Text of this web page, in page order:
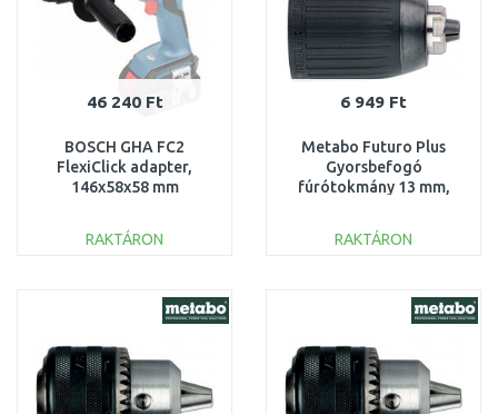
46 240 Ft
BOSCH GHA FC2
FlexiClick adapter,
146x58x58 mm
RAKTÁRON
Összehasonlítás
6 949 Ft
Metabo Futuro Plus
Gyorsbefogó
fúrótokmány 13 mm,
RAKTÁRON
Összehasonlítás